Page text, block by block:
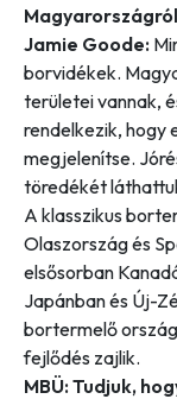
Jamie Goode:
borvidékek.
területei vannak,
rendelkezik, hogy
megjelenítse.
töredékét
A klasszikus
Olaszország és
elsősorban
Japánban és Új-
bortermelő
fejlődés zajlik.
MBÜ: Tudjuk,